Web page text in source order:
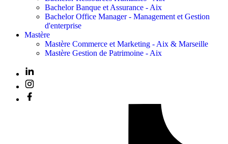
Bachelor Banque et Assurance - Aix
Bachelor Office Manager - Management et Gestion
d'enterprise
Mastère
Mastère Commerce et Marketing - Aix & Marseille
Mastère Gestion de Patrimoine - Aix